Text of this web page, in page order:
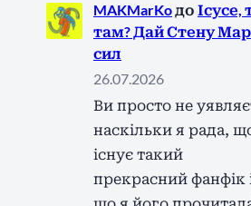
MAKMarKoдо Ісусе,
там? Дай Стену
сил
26.07.2026
Ви просто не
наскільки я рада,
існує такий
прекрасний фанфік